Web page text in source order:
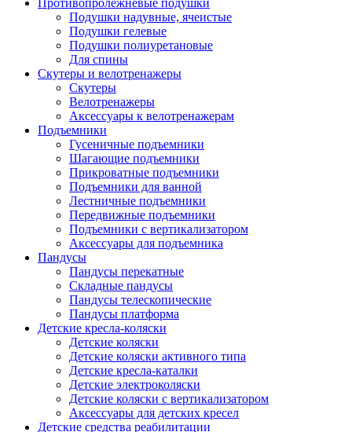
Противопролежневые подушки
Подушки надувные, ячеистые
Подушки гелевые
Подушки полиуретановые
Для спины
Скутеры и велотренажеры
Скутеры
Велотренажеры
Аксессуары к велотренажерам
Подъемники
Гусеничные подъемники
Шагающие подъемники
Прикроватные подъемники
Подъемники для ванной
Лестничные подъемники
Передвижные подъемники
Подъемники с вертикализатором
Аксессуары для подъемника
Пандусы
Пандусы перекатные
Складные пандусы
Пандусы телескопические
Пандусы платформа
Детские кресла-коляски
Детские коляски
Детские коляски активного типа
Детские кресла-каталки
Детские электроколяски
Детские коляски с вертикализатором
Аксессуары для детских кресел
Детские средства реабилитации